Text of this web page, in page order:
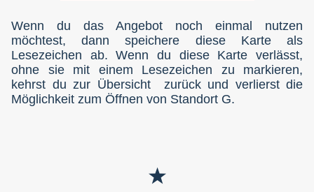
Wenn du das Angebot noch einmal nutzen
möchtest, dann speichere diese Karte als
Lesezeichen ab. Wenn du diese Karte verlässt,
ohne sie mit einem Lesezeichen zu markieren,
kehrst du zur Übersicht zurück und verlierst die
Möglichkeit zum Öffnen von Standort G.